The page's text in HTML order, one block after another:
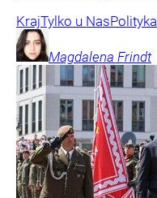
KrajTylko u NasPolityka
Magdalena Frindt